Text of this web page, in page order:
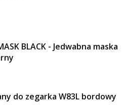
BLACK - Jedwabna maska
do zegarka W83L bordowy